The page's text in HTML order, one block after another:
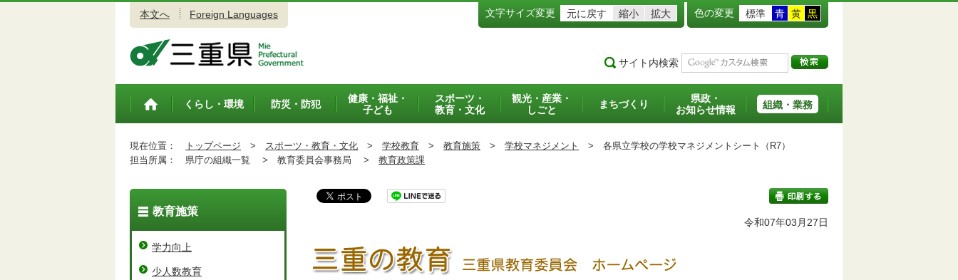
本文へ Foreign Languages 文字サイズ変更 元に戻す 縮小 拡大 色の変更 標準 青 黄 黒
サイト内検索
トップペ
くらし・環境 防災・防犯
健康・福祉・
子ども
スポーツ・
教育・文化
観光・産業・
しごと
まちづくり
県政・
お知らせ情報
組織・業務
現在位置： トップページ > スポーツ・教育・文化 > 学校教育 > 教育施策 > 学校マネジメント > 各県立学校の学校マネジメントシート（R7）
担当所属：
県庁の組織一覧 > 教育委員会事務局 > 教育政策課
令和07年03月27日
教育施策
学力向上
少人数教育